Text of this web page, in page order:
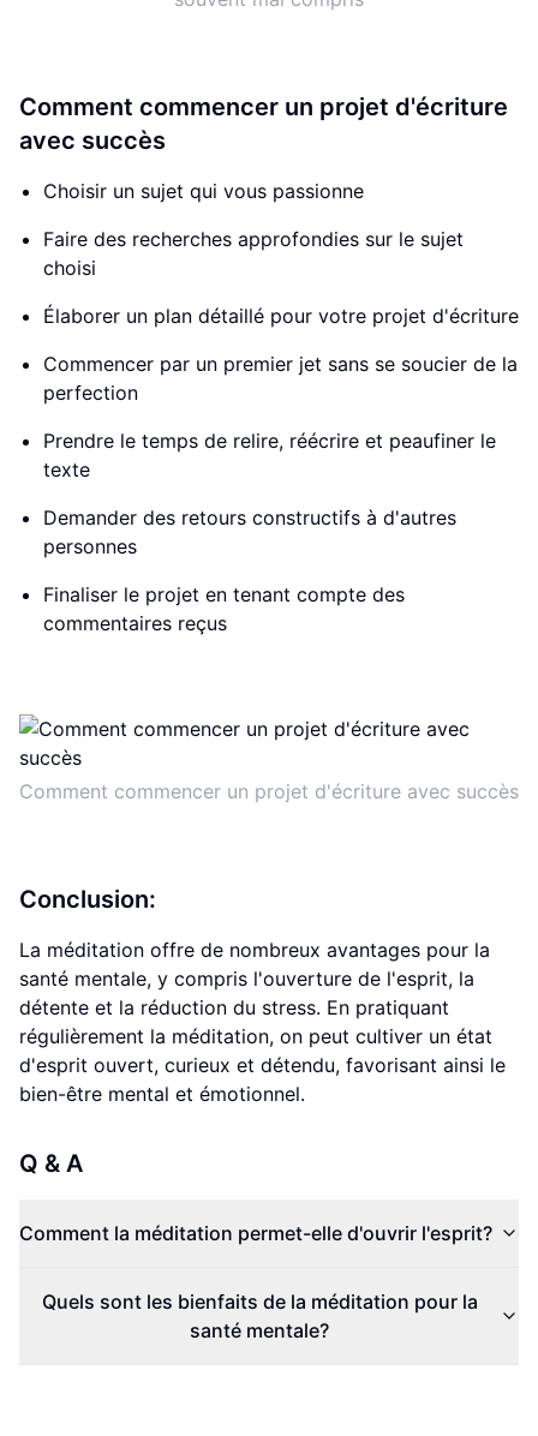
Comment commencer un projet d'écriture
avec succès
Choisir un sujet qui vous passionne
Faire des recherches approfondies sur le sujet
choisi
Élaborer un plan détaillé pour votre projet d'écriture
Commencer par un premier jet sans se soucier de la
perfection
Prendre le temps de relire, réécrire et peaufiner le
texte
Demander des retours constructifs à d'autres
personnes
Finaliser le projet en tenant compte des
commentaires reçus
Comment commencer un projet d'écriture avec succès
Conclusion:
La méditation offre de nombreux avantages pour la
santé mentale, y compris l'ouverture de l'esprit, la
détente et la réduction du stress. En pratiquant
régulièrement la méditation, on peut cultiver un état
d'esprit ouvert, curieux et détendu, favorisant ainsi le
bien-être mental et émotionnel.
Q & A
Comment la méditation permet-elle d'ouvrir l'esprit?
Quels sont les bienfaits de la méditation pour la
santé mentale?